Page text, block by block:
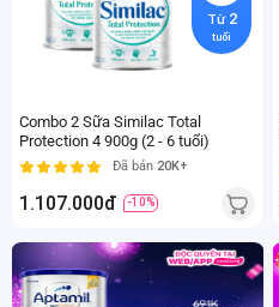
Từ 2
tuổi
Combo 2 Sữa Similac Total
Protection 4 900g (2 - 6 tuổi)
Đã bán 20K+
1.107.000đ -10%